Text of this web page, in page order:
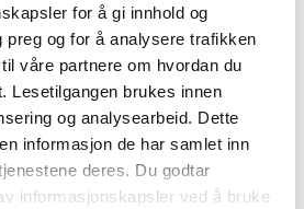
for å gi innhold og
preg og for å analysere trafikken
våre partnere om hvordan du
Lesetilgangen brukes innen
og analysearbeid. Dette
informasjon de har samlet inn
deres. Du godtar
informasjonskapsler ved å bruke
STREKKF. HAND